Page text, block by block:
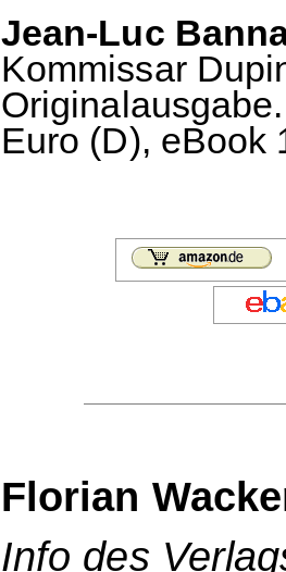
Jean-Luc
Kommissar
Euro (D), eBook
Florian
Info des